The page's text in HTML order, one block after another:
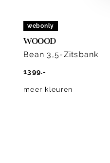
webonly
WOOOD
Bean 3,5-Zitsbank
1399.-
meer kleuren